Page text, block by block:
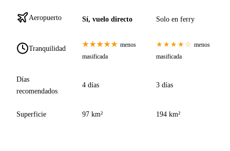
Aeropuerto Sí, vuelo directo Solo en ferry
Tranquilidad ★★★★★ menos
masificada
★★★★☆ menos
masificada
Días
recomendados
4 días 3 días
Superficie 97 km² 194 km²